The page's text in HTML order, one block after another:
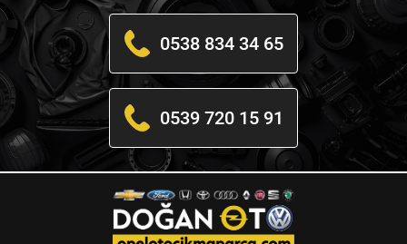
0538 834 34 65
0539 720 15 91